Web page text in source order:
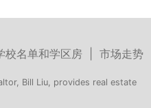
校名单和学区房 市场走势
Bill Liu, provides real estate